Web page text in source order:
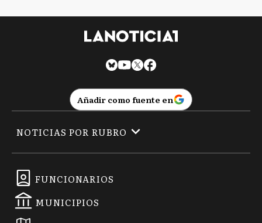
CC Carlos Casares
Carlos Tejedor
CD
Añadir como fuente en
FUNCIONARIOS
MUNICIPIOS
NOTICIAS POR RUBRO